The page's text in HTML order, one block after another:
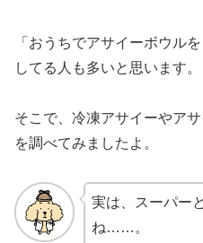
「おうちでアサイーボウ
してる人も多いと思います。
そこで、冷凍アサイーやア
を調べてみましたよ。
実は、スーパー
ね……。